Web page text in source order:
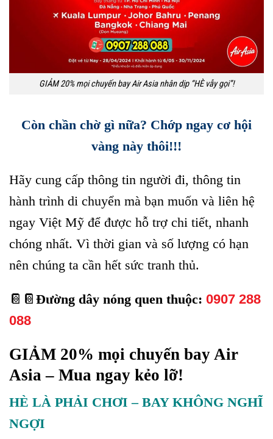
GIẢM 20% mọi chuyến bay Air Asia nhân dịp “HÈ vẫy gọi”!
Còn chần chờ gì nữa? Chớp ngay cơ hội
vàng này thôi!!!
Hãy cung cấp thông tin người đi, thông tin
hành trình di chuyển mà bạn muốn và liên hệ
ngay Việt Mỹ để được hỗ trợ chi tiết, nhanh
chóng nhất. Vì thời gian và số lượng có hạn
nên chúng ta cần hết sức tranh thủ.
📔📔 Đường dây nóng quen thuộc: 0907 288
088
GIẢM 20% mọi chuyến bay Air
Asia – Mua ngay kẻo lỡ!
HÈ LÀ PHẢI CHƠI – BAY KHÔNG NGHĨ
NGỢI